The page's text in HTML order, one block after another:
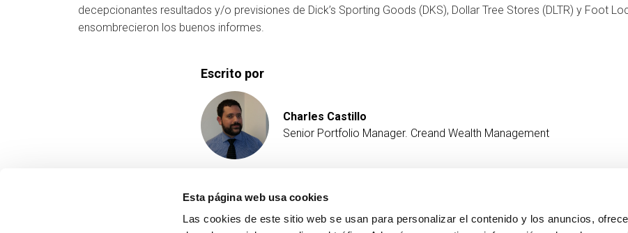
Esta página web usa cookies
Las cookies de este sitio web se usan para personalizar el contenido y los anuncios,
decepcionantes resultados y/o previsiones de Dick’s Sporting Goods (DKS), Dollar Tree Stores (DLTR) y Foot
ensombrecieron los buenos informes.
Escrito por
Charles Castillo
Senior Portfolio Manager. Creand Wealth Management
CONTACTO
MÁS CREAND